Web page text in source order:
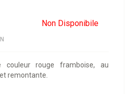
Non Disponibile
couleur rouge framboise, au
remontante.